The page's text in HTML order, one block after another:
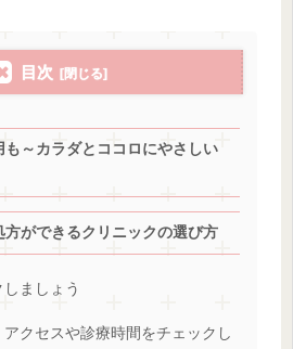
目次
も～カラダとココロにやさしい
方ができるクリニックの選び方
ましょう
クセスや診療時間をチェックし